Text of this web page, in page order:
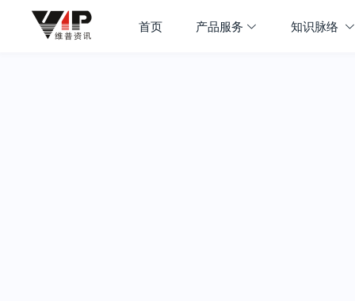
首页 产品服务 知识脉络